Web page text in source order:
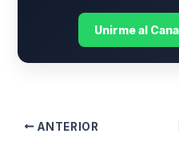
Unirme al
ANTERIOR